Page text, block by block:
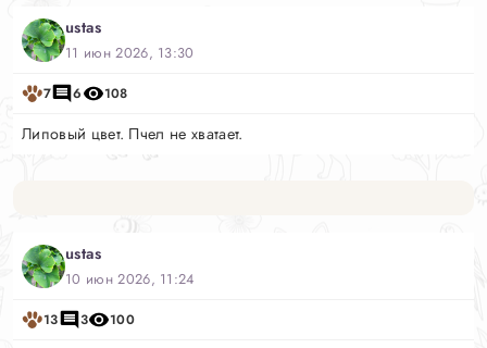
ustas
11 июн 2026, 13:30
7 6 108
Липовый цвет. Пчел не хватает.
ustas
10 июн 2026, 11:24
13 3 100